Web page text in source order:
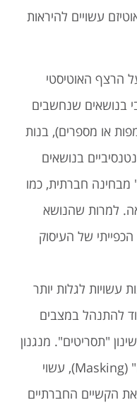
עשויים להיראות
הרצף האוטיסטי
בנושאים שנחשבים
או מספרים), בנות
בנושאים
מבחינה חברתית, כמו
למרות שהנושא
של העיסוק
עשויות לגלות יותר
להתנהל במצבים
"תסריטים". מנגנון
זה, המכונה לעיתים "הסוואה" (Masking), עשוי
הקשיים החברתיים